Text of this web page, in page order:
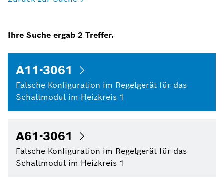
Ihre Suche ergab 2 Treffer.
A11-3061
Falsche Konfiguration im Regelgerät für das
Schaltmodul im Heizkreis 1
A61-3061
Falsche Konfiguration im Regelgerät für das
Schaltmodul im Heizkreis 1